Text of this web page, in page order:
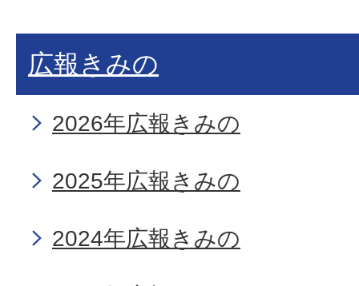
広報きみの
2026年広報きみの
2025年広報きみの
2024年広報きみの